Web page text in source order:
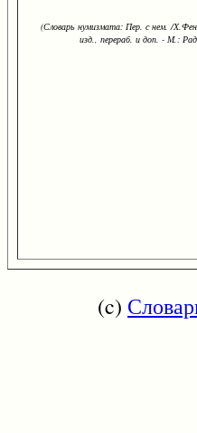
(Словарь нумизмата: Пер. с нем. /
изд., перераб. и доп. - М.:
(c)